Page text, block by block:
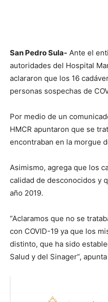
San Pedro Sula- Ante el
autoridades del Hospital
aclararon que los 16
personas sospechas de
Por medio de un
HMCR apuntaron que se
encontraban en la morgue
Asimismo, agrega que los
calidad de desconocidos y
año 2019.
“Aclaramos que no se
con COVID-19 ya que los
distinto, que ha sido
Salud y del Sinager”,